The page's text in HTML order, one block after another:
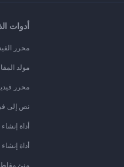
أدوات
محرر
مولد
محرر
نص إلى
أداة
أداة
منئ